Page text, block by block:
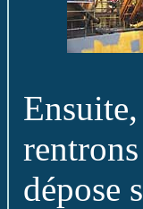
dépose